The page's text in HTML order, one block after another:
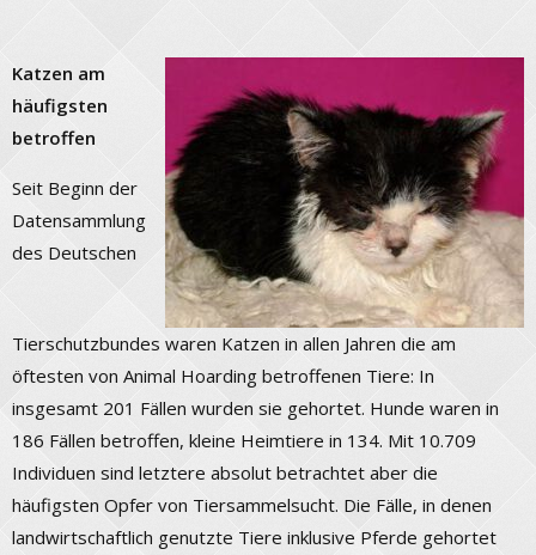
Katzen am
häufigsten
betroffen
Seit Beginn der
Datensammlung
des Deutschen
Tierschutzbundes waren Katzen in allen Jahren die am
öftesten von Animal Hoarding betroffenen Tiere: In
insgesamt 201 Fällen wurden sie gehortet. Hunde waren in
186 Fällen betroffen, kleine Heimtiere in 134. Mit 10.709
Individuen sind letztere absolut betrachtet aber die
häufigsten Opfer von Tiersammelsucht. Die Fälle, in denen
landwirtschaftlich genutzte Tiere inklusive Pferde gehortet